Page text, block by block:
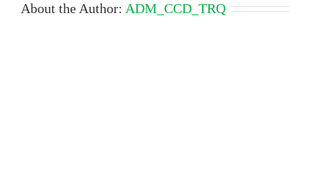
About the Author: ADM_CCD_TRQ